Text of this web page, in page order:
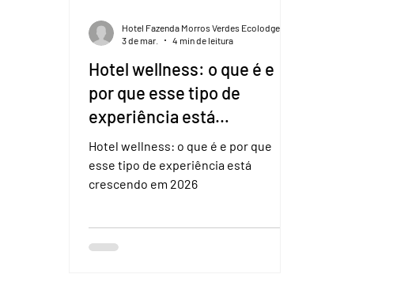
Hotel wellness: o que é e
por que esse tipo de
experiência está
crescendo em 2026
Hotel wellness: o que é e por que
esse tipo de experiência está
crescendo em 2026
Hotel Fazenda Morros Verdes Ecolodge
3 de mar.
4 min de leitura